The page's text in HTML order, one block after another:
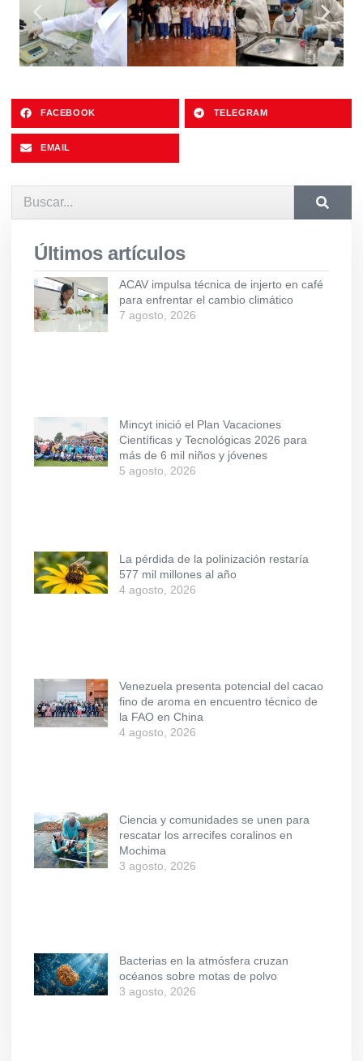
FACEBOOK TELEGRAM
EMAIL
Últimos artículos
ACAV impulsa técnica de injerto en café
para enfrentar el cambio climático
7 agosto, 2026
Mincyt inició el Plan Vacaciones
Científicas y Tecnológicas 2026 para
más de 6 mil niños y jóvenes
5 agosto, 2026
La pérdida de la polinización restaría
577 mil millones al año
4 agosto, 2026
Venezuela presenta potencial del cacao
fino de aroma en encuentro técnico de
la FAO en China
4 agosto, 2026
Ciencia y comunidades se unen para
rescatar los arrecifes coralinos en
Mochima
3 agosto, 2026
Bacterias en la atmósfera cruzan
océanos sobre motas de polvo
3 agosto, 2026